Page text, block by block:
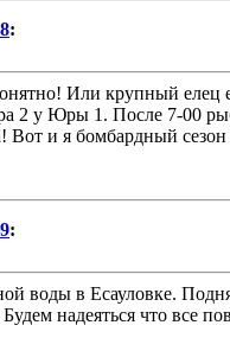
:
Или крупный
2 у Юры 1. После 7-00
Вот и я бомбардный
:
воды в Есауловке.
надеяться что все